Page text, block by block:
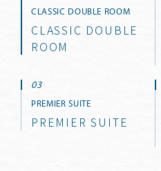
CLASSIC DOUBLE ROOM
CLASSIC DOUBLE
ROOM
PREMIER SUITE
PREMIER SUITE